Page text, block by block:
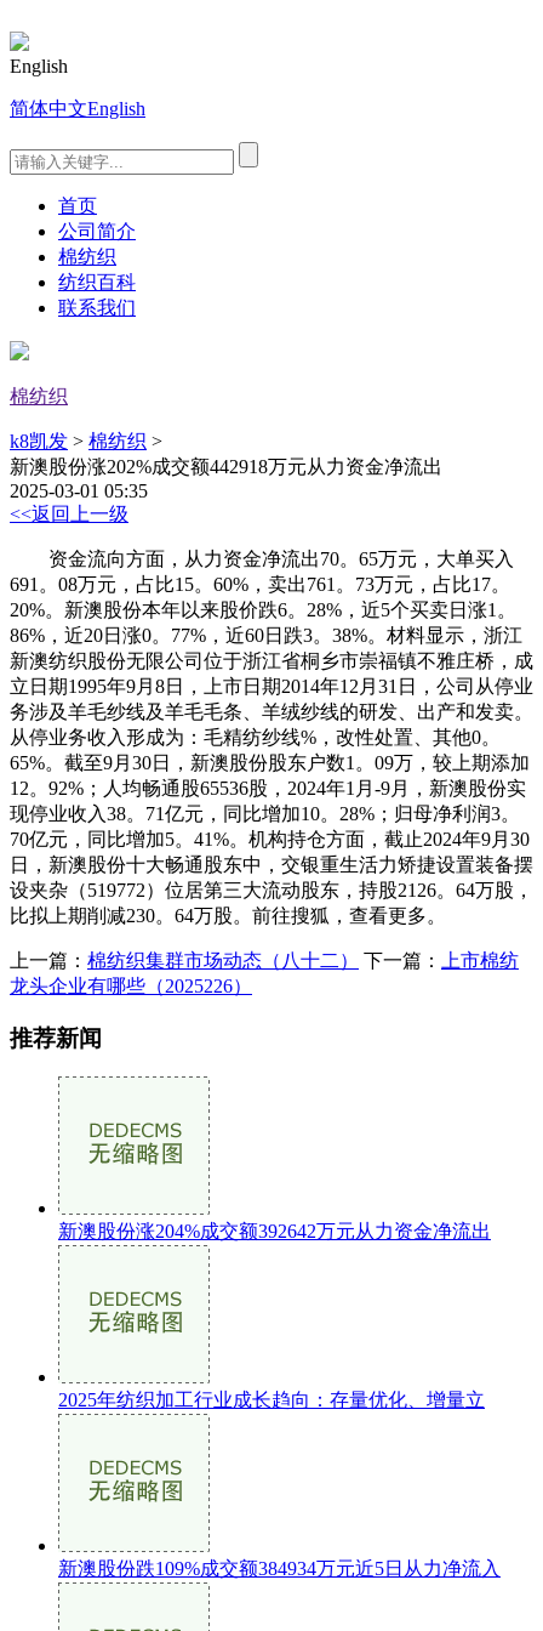
English
简体中文English
首页
公司简介
棉纺织
纺织百科
联系我们
棉纺织
k8凯发 > 棉纺织 >
新澳股份涨202%成交额442918万元从力资金净流出
2025-03-01 05:35
<<返回上一级
资金流向方面，从力资金净流出70。65万元，大单买入
691。08万元，占比15。60%，卖出761。73万元，占比17。
20%。新澳股份本年以来股价跌6。28%，近5个买卖日涨1。
86%，近20日涨0。77%，近60日跌3。38%。材料显示，浙江
新澳纺织股份无限公司位于浙江省桐乡市崇福镇不雅庄桥，成
立日期1995年9月8日，上市日期2014年12月31日，公司从停业
务涉及羊毛纱线及羊毛毛条、羊绒纱线的研发、出产和发卖。
从停业务收入形成为：毛精纺纱线%，改性处置、其他0。
65%。截至9月30日，新澳股份股东户数1。09万，较上期添加
12。92%；人均畅通股65536股，2024年1月-9月，新澳股份实
现停业收入38。71亿元，同比增加10。28%；归母净利润3。
70亿元，同比增加5。41%。机构持仓方面，截止2024年9月30
日，新澳股份十大畅通股东中，交银重生活力矫捷设置装备摆
设夹杂（519772）位居第三大流动股东，持股2126。64万股，
比拟上期削减230。64万股。前往搜狐，查看更多。
上一篇： 棉纺织集群市场动态（八十二） 下一篇：
上市棉纺
龙头企业有哪些（2025226）
推荐新闻
新澳股份涨204%成交额392642万元从力资金净流出
2025年纺织加工行业成长趋向：存量优化、增量立
新澳股份跌109%成交额384934万元近5日从力净流入